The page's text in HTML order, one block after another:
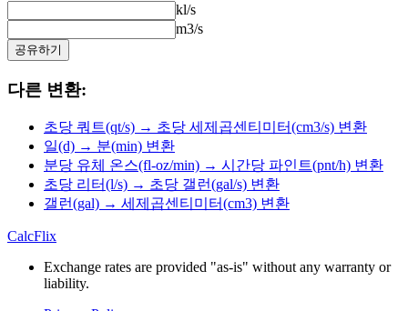
kl/s
m3/s
공유하기
다른 변환:
초당 쿼트(qt/s) → 초당 세제곱센티미터(cm3/s) 변환
일(d) → 분(min) 변환
분당 유체 온스(fl-oz/min) → 시간당 파인트(pnt/h) 변환
초당 리터(l/s) → 초당 갤런(gal/s) 변환
갤런(gal) → 세제곱센티미터(cm3) 변환
CalcFlix
Exchange rates are provided "as-is" without any warranty or
liability.